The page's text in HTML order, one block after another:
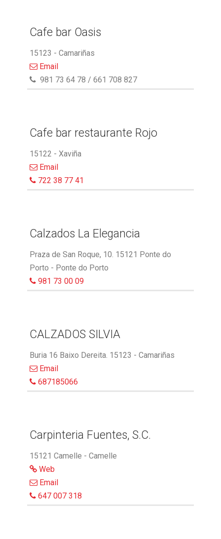
Cafe bar Oasis
15123 - Camariñas
Email
981 73 64 78 / 661 708 827
Cafe bar restaurante Rojo
15122 - Xaviña
Email
722 38 77 41
Calzados La Elegancia
Praza de San Roque, 10. 15121 Ponte do
Porto - Ponte do Porto
981 73 00 09
CALZADOS SILVIA
Buria 16 Baixo Dereita. 15123 - Camariñas
Email
687185066
Carpinteria Fuentes, S.C.
15121 Camelle - Camelle
Web
Email
647 007 318